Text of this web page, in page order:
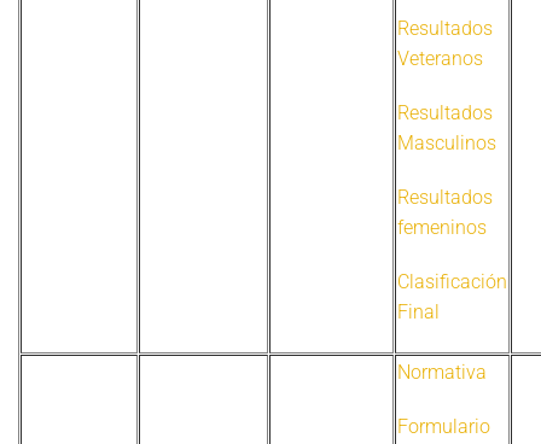
Resultados
Veteranos
Resultados
Masculinos
Resultados
femeninos
Clasificación
Final
Normativa
Formulario